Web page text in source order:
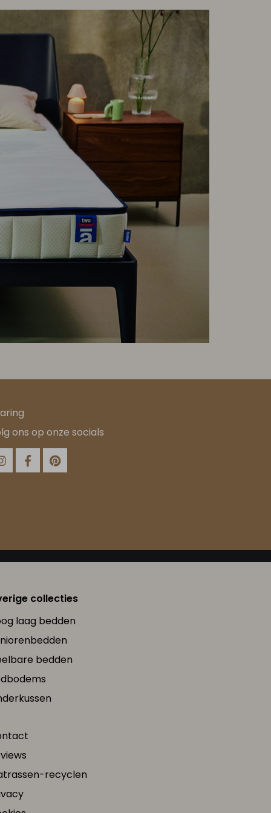
ons op onze socials
collecties
laag bedden
bedden
recyclen